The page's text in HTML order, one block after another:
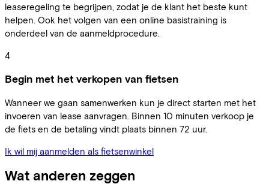
leaseregeling te begrijpen, zodat je de klant het beste kunt
helpen. Ook het volgen van een online basistraining is
onderdeel van de aanmeldprocedure.
4
Begin met het verkopen van fietsen
Wanneer we gaan samenwerken kun je direct starten met het
invoeren van lease aanvragen. Binnen 10 minuten verkoop je
de fiets en de betaling vindt plaats binnen 72 uur.
Ik wil mij aanmelden als fietsenwinkel
Wat anderen zeggen